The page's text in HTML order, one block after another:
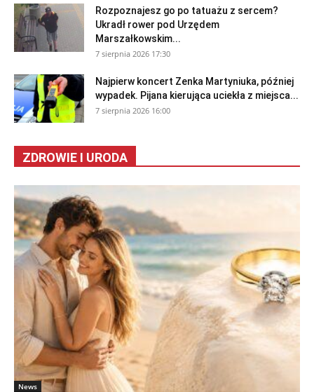
Rozpoznajesz go po tatuażu z sercem?
Ukradł rower pod Urzędem
Marszałkowskim...
7 sierpnia 2026 17:30
Najpierw koncert Zenka Martyniuka, później
wypadek. Pijana kierująca uciekła z miejsca...
7 sierpnia 2026 16:00
ZDROWIE I URODA
News